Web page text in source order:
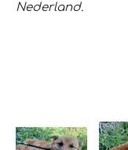
Nederland.